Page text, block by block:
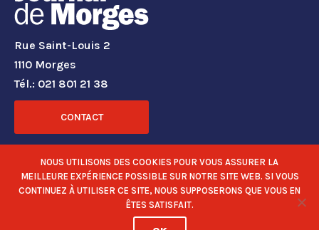
Rue Saint-Louis 2
1110 Morges
Tél.: 021 801 21 38
CONTACT
RÉSEAUX SOCIAUX
NOUS UTILISONS DES COOKIES POUR VOUS ASSURER LA
MEILLEURE EXPÉRIENCE POSSIBLE SUR NOTRE SITE WEB. SI VOUS
CONTINUEZ À UTILISER CE SITE, NOUS SUPPOSERONS QUE VOUS EN
ÊTES SATISFAIT.